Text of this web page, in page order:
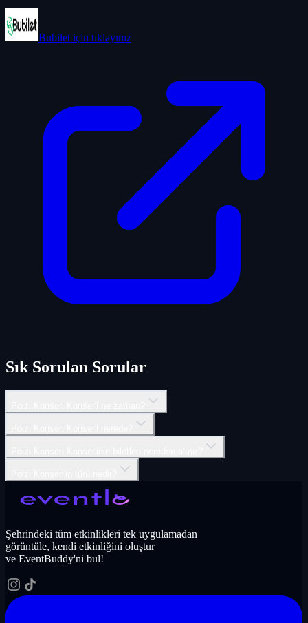
Bubilet için tıklayınız
Sık Sorulan Sorular
Şehrindeki tüm etkinlikleri tek uygulamadan
görüntüle, kendi etkinliğini oluştur
ve EventBuddy'ni bul!